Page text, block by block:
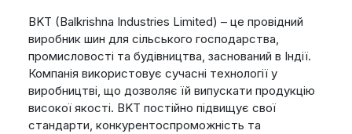
BKT (Balkrishna Industries Limited) – це провідний
виробник шин для сільського господарства,
промисловості та будівництва, заснований в Індії.
Компанія використовує сучасні технології у
виробництві, що дозволяє їй випускати продукцію
високої якості. BKT постійно підвищує свої
стандарти, конкурентоспроможність та